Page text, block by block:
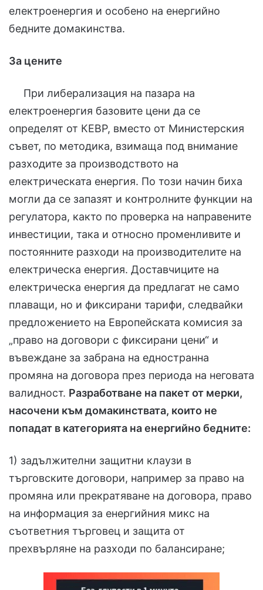
електроенергия и особено на енергийно
бедните домакинства.
За цените
При либерализация на пазара на
електроенергия базовите цени да се
определят от КЕВР, вместо от Министерския
съвет, по методика, взимаща под внимание
разходите за производството на
електрическата енергия. По този начин биха
могли да се запазят и контролните функции на
регулатора, както по проверка на направените
инвестиции, така и относно променливите и
постоянните разходи на производителите на
електрическа енергия. Доставчиците на
електрическа енергия да предлагат не само
плаващи, но и фиксирани тарифи, следвайки
предложението на Европейската комисия за
„право на договори с фиксирани цени“ и
въвеждане за забрана на едностранна
промяна на договора през периода на неговата
валидност. Разработване на пакет от мерки,
насочени към домакинствата, които не
попадат в категорията на енергийно бедните:
1) задължителни защитни клаузи в
търговските договори, например за право на
промяна или прекратяване на договора, право
на информация за енергийния микс на
съответния търговец и защита от
прехвърляне на разходи по балансиране;